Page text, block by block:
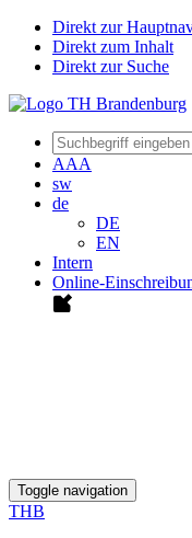
Direkt zur
Direkt zum Inhalt
Direkt zur Suche
AAA
sw
de
DE
EN
Intern
Online-
Toggle navigation
THB